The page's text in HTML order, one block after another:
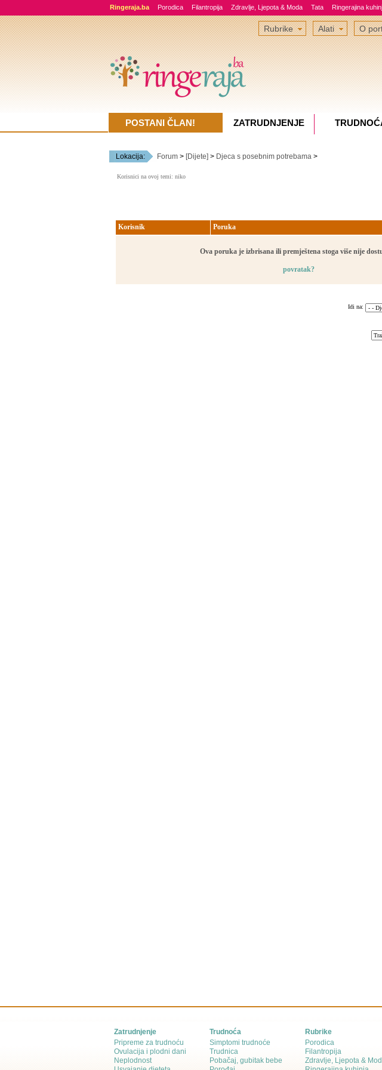
Ringeraja.ba Porodica Filantropija Zdravlje, Ljepota & Moda Tata Ringerajina
Lokacija: Forum> [Dijete] > Djeca s posebnim potrebama>
Korisnici na ovoj temi: niko
Korisnik Poruka
Ova poruka je izbrisana ili premještena stoga više nije
povratak?
Idi na:
Rubrike Alati O
POSTANI ČLAN! ZATRUDNJENJE
Zatrudnjenje
Pripreme za trudnoću
Ovulacija i plodni dani
Neplodnost
Trudnoća
Simptomi trudnoće
Trudnica
Pobačaj, gubitak bebe
Rubrike
Porodica
Filantropija
Zdravlje, Ljepota &